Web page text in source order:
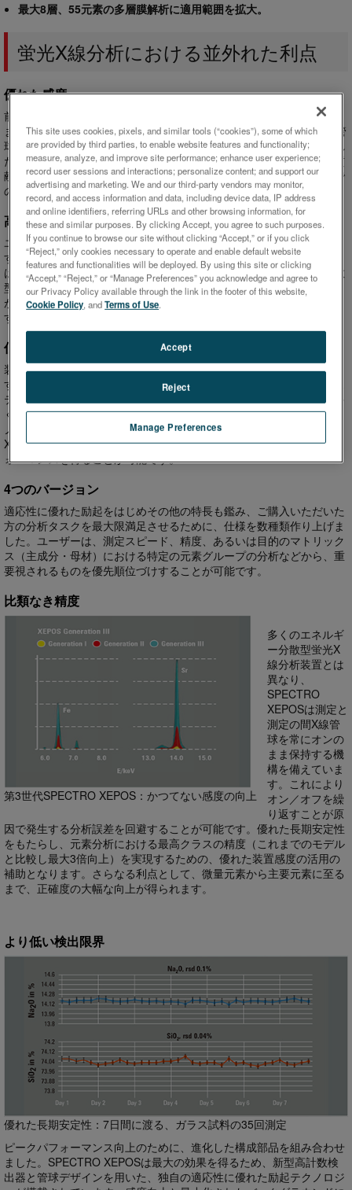
最大8層、55元素の多層膜解析に適用範囲を拡大。
蛍光X線分析における並外れた利点
優れた感度
前モデルと比べ最新世代のSPECTRO XEPOSは感度が劇的に向上し
ました―10倍またはそれ以上！違いは、適応性に優れた励起および管
球と検出器のテクノロジーにおけるイノベーションです。この並外れ
た感度が、精度向上のみならず非常に低い検出限界レベルの到達に貢
献しています。ニーズに従い、ユーザーはナトリウムからウランまで
の広範囲の元素を高速かつ正確に分析することが可能となります。
高速分析
ユーザーによっては最高の精度よりもスピードを求める場合がありま
す。SPECTRO XEPOSはそういった選択肢も与えています。分析者
は測定時間を大幅に削減することが可能。他方旧来のエネルギー分散
型装置と変わらないレベルの精度は維持します。この高速システム
が、ほとんどのサンプルに対し、数分未満での分析完了を実現させま
す
低コスト化
装置には運用コストを抑えるための数々の戦略が組み入れられていま
す。例えば省ヘリウムパージ（液体、粉末中の軽元素用）や真空シス
テム（固体中の軽元素用）。装置に備わった新しい能力によって、多
くのアプリケーションにおいて、はるかに金額の高い波長分散のテク
ノロジーに匹敵するパフォーマンスを実現します。SPECTRO
XEPOSユーザーは、エネルギー分散価格で波長分散に匹敵するパフ
ォーマンスを得ることが可能です。
4つのバージョン
適応性に優れた励起をはじめその他の特長も鑑み、ご購入いただいた
方の分析タスクを最大限満足させるために、仕様を数種類作り上げま
した。ユーザーは、測定スピード、精度、あるいは目的のマトリック
ス（主成分・母材）における特定の元素グループの分析などから、重
要視されるものを優先順位づけすることが可能です。
比類なき精度
第3世代SPECTRO XEPOS：かつてない感度の向上
多くのエネルギ
ー分散型蛍光X
線分析装置とは
異なり、
SPECTRO
XEPOSは測定と
測定の間X線管
球を常にオンの
まま保持する機
構を備えていま
す。これにより
オン／オフを繰
り返すことが原
因で発生する分析誤差を回避することが可能です。優れた長期安定性
をもたらし、元素分析における最高クラスの精度（これまでのモデル
と比較し最大3倍向上）を実現するための、優れた装置感度の活用の
補助となります。さらなる利点として、微量元素から主要元素に至る
まで、正確度の大幅な向上が得られます。
より低い検出限界
優れた長期安定性：7日間に渡る、ガラス試料の35回測定
ピークパフォーマンス向上のために、進化した構成部品を組み合わせ
ました。SPECTRO XEPOSは最大の効果を得るため、新型高計数検
出器と管球デザインを用いた、独自の適応性に優れた励起テクノロジ
This site uses cookies, pixels, and similar tools (“cookies”), some of which
are provided by third parties, to enable website features and functionality;
measure, analyze, and improve site performance; enhance user experience;
record user sessions and interactions; personalize content; and support our
advertising and marketing. We and our third-party vendors may monitor,
record, and access information and data, including device data, IP address
and online identifiers, referring URLs and other browsing information, for
these and similar purposes. By clicking Accept, you agree to such purposes.
If you continue to browse our site without clicking “Accept,” or if you click
“Reject,” only cookies necessary to operate and enable default website
features and functionalities will be deployed. By using this site or clicking
“Accept,” “Reject,” or “Manage Preferences” you acknowledge and agree to
our Privacy Policy available through the link in the footer of this website,
Cookie Policy, andTerms of Use.
Manage Preferences
Reject
Accept